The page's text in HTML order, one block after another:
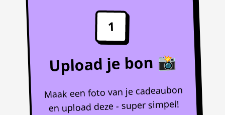
1
Upload je bon 📸
Maak een foto van je cadeaubon
en upload deze - super simpel!